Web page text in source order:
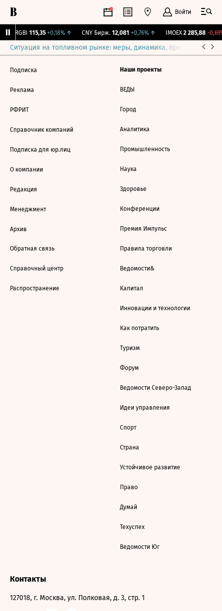
Войти
RGBI 115,35 +0,18%↑ CNY Бирж. 12,081 +0,76%↑ IMOEX 2 285,88 -
Ситуация на топливном рынке: меры, динамика, прогнозы
Подписка
Реклама
РФРИТ
Справочник компаний
Подписка для юр.лиц
О компании
Редакция
Менеджмент
Архив
Обратная связь
Справочный центр
Распространение
Наши проекты
ВЕДЫ
Город
Аналитика
Промышленность
Наука
Здоровье
Конференции
Премия Импульс
Правила торговли
Ведомости&
Капитал
Инновации и технологии
Как потратить
Туризм
Форум
Ведомости Северо-Запад
Идеи управления
Спорт
Страна
Устойчивое развитие
Право
Думай
Техуспех
Ведомости Юг
Контакты
127018, г. Москва, ул. Полковая, д. 3, стр. 1